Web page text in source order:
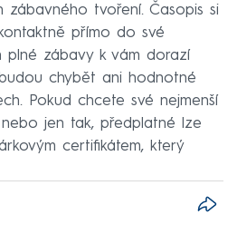
zábavného tvoření. Časopis si
přímo do své
plné zábavy k vám dorazí
chybět ani hodnotné
Pokud chcete své nejmenší
jen tak, předplatné lze
certifikátem, který